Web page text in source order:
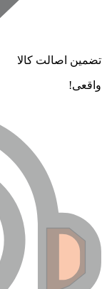
اصالت کالا